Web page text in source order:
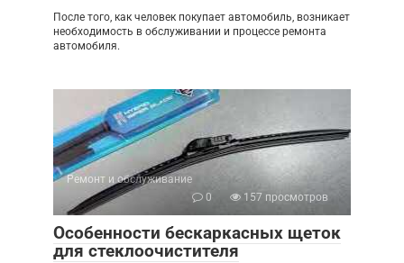
После того, как человек покупает автомобиль, возникает
необходимость в обслуживании и процессе ремонта
автомобиля.
Ремонт и обслуживание
0
157 просмотров
Особенности бескаркасных щеток
для стеклоочистителя